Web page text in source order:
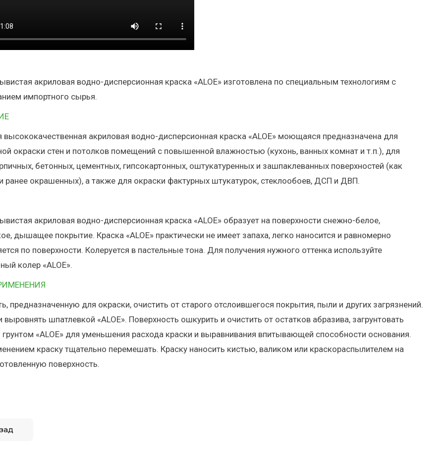
акриловая водно-дисперсионная краска «АLOЕ» изготовлена по специальным технологиям с
импортного сырья. ⠀
высококачественная акриловая водно-дисперсионная краска «ALOE» моющаяся предназначена для
окраски стен и потолков помещений с повышенной влажностью (кухонь, ванных комнат и т.п.), для
бетонных, цементных, гипсокартонных, оштукатуренных и зашпаклеванных поверхностей (как
ранее окрашенных), а также для окраски фактурных штукатурок, стеклообоев, ДСП и ДВП. ⠀
акриловая водно-дисперсионная краска «ALOE» образует на поверхности снежно-белое,
дышащее покрытие. Краска «ALOE» практически не имеет запаха, легко наносится и равномерно
по поверхности. Колеруется в пастельные тона. Для получения нужного оттенка используйте
колер «АLOЕ».⠀
предназначенную для окраски, очистить от старого отслоившегося покрытия, пыли и других загрязнений.
выровнять шпатлевкой «ALOE». Поверхность ошкурить и очистить от остатков абразива, загрунтовать
«ALOE» для уменьшения расхода краски и выравнивания впитывающей способности основания.
краску тщательно перемешать. Краску наносить кистью, валиком или краскораспылителем на
поверхность.⠀